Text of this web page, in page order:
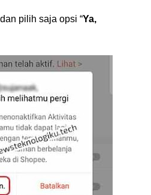
pilih saja opsi “Ya,